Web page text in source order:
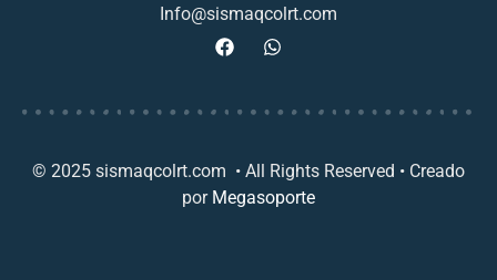
Info@sismaqcolrt.com
© 2025 sismaqcolrt.com • All Rights Reserved • Creado
por Megasoporte